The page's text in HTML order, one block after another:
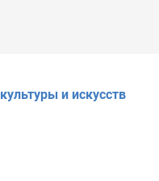
и искусств